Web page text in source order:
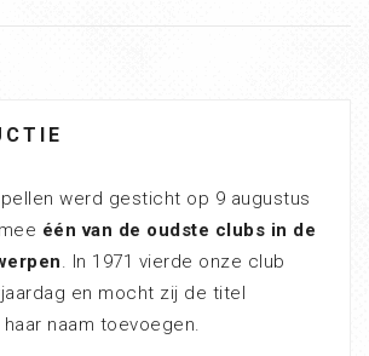
werd gesticht op 9 augustus
één van de oudste clubs in de
. In 1971 vierde onze club
en mocht zij de titel
haar naam toevoegen.